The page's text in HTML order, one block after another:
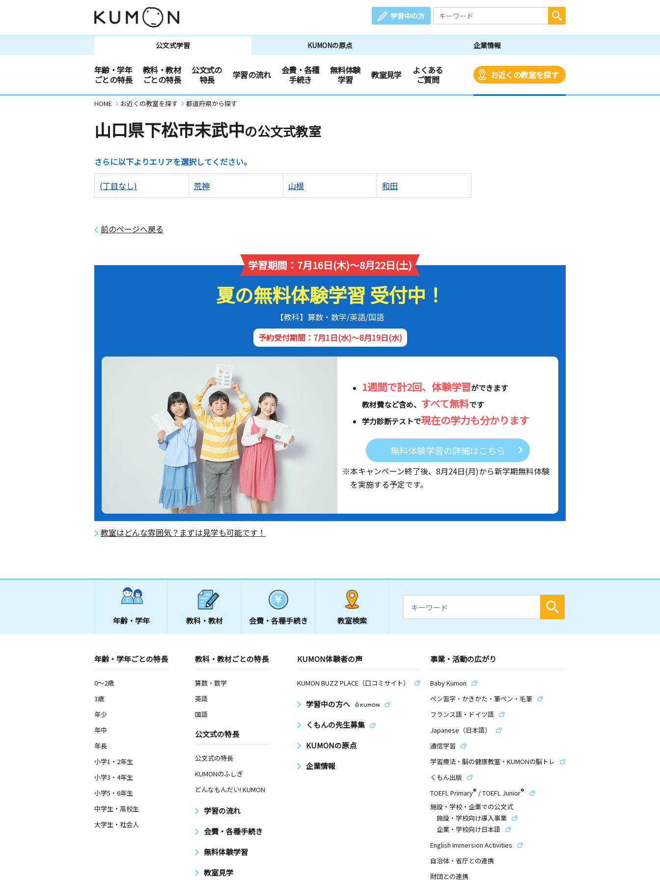
学習中の方
公文式学習 KUMONの原点 企業情報
年齢・学年
ごとの特長
教科・教材
ごとの特長
公文式の
特長
学習の流れ
会費・各種
手続き
無料体験
学習
教室見学
よくある
ご質問
お近くの教室を探す
HOME お近くの教室を探す 都道府県から探す
山口県下松市末武中の公文式教室
さらに以下よりエリアを選択してください。
(丁目なし) 荒神 山根 和田
前のページへ戻る
学習期間：7月16日(木)～8月22日(土)
夏の無料体験学習 受付中！
【教科】算数・数学/英語/国語
予約受付期間：7月1日(水)～8月19日(水)
1週間で計2回、体験学習ができます
教材費など含め、 すべて無料です
学力診断テストで現在の学力も分かります
無料体験学習の詳細はこちら
※本キャンペーン終了後、 8月24日(月)から新学期無料体験
を実施する予定です。
教室はどんな雰囲気？まずは見学も可能です！
年齢・学年 教科・教材 会費・ 各種手続き 教室検索
年齢・学年ごとの特長
0～2歳
3歳
年少
年中
年長
小学1・2年生
小学3・4年生
小学5・6年生
中学生・高校生
大学生・社会人
教科・教材ごとの特長
算数・数学
英語
国語
公文式の特長
公文式の特長
KUMONのふしぎ
どんなもんだい! KUMON
学習の流れ
会費・各種手続き
無料体験学習
教室見学
KUMON体験者の声
KUMON BUZZ PLACE（口コミサイト）
学習中の方へ
くもんの先生募集
KUMONの原点
企業情報
事業・活動の広がり
Baby Kumon
ペン習字・かきかた・筆ペン・毛筆
フランス語・ドイツ語
Japanese（日本語）
通信学習
学習療法・脳の健康教室・KUMONの脳トレ
くもん出版
TOEFL Primary® /TOEFL Junior®
施設・学校・企業での公文式
施設・学校向け導入事業
企業・学校向け日本語
English Immersion Activities
自治体・省庁との連携
財団との連携